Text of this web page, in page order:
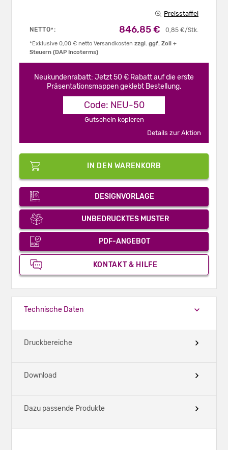
Preisstaffel
NETTO*: 0,85 €/Stk.
846,85 €
*Exklusive 0,00 € netto Versandkosten zzgl. ggf. Zoll +
Steuern (DAP Incoterms)
Neukundenrabatt: Jetzt 50 € Rabatt auf die erste
Präsentationsmappen geklebt Bestellung.
Code: NEU-50
Gutschein kopieren
Details zur Aktion
IN DEN WARENKORB
DESIGNVORLAGE
UNBEDRUCKTES MUSTER
PDF-ANGEBOT
KONTAKT & HILFE
Technische Daten
Druckbereiche
Download
Dazu passende Produkte